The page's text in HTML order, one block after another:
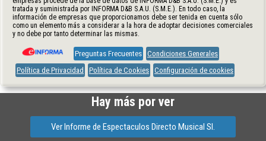
tratada y suministrada por INFORMA D&B S.A.U. (S.M.E.). En todo caso, la
información de empresas que proporcionamos debe ser tenida en cuenta sólo
como un elemento más a considerar a la hora de adoptar decisiones comerciales
y no debe por tanto determinar las mismas.
Preguntas Frecuentes Condiciones Generales
Política de Privacidad
Política de Cookies Configuración de cookies
Hay más por ver
Ver Informe de Espectaculos Directo Musical Sl.